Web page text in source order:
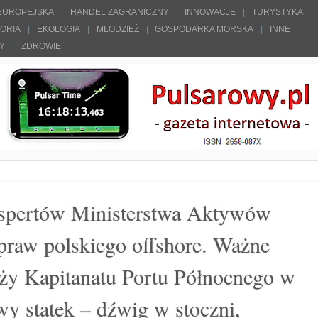
HANDEL ZAGRANICZNY INNOWACJE
TURYSTYKA
EKOLOGIA MŁODZIEŻ GOSPODARKA MORSKA
INNE
ZDROWIE
Ministerstwa Aktywów
polskiego offshore. Ważne
Kapitanatu Portu Północnego w
statek – dźwig w stoczni,